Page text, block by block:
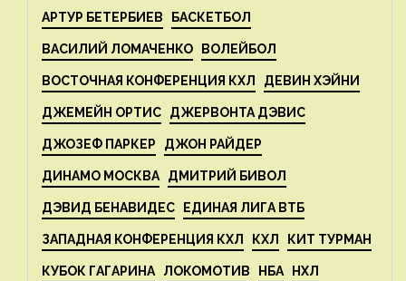
АРТУР БЕТЕРБИЕВ БАСКЕТБОЛ
ВАСИЛИЙ ЛОМАЧЕНКО ВОЛЕЙБОЛ
ВОСТОЧНАЯ КОНФЕРЕНЦИЯ КХЛ ДЕВИН ХЭЙНИ
ДЖЕМЕЙН ОРТИС ДЖЕРВОНТА ДЭВИС
ДЖОЗЕФ ПАРКЕР ДЖОН РАЙДЕР
ДИНАМО МОСКВА ДМИТРИЙ БИВОЛ
ДЭВИД БЕНАВИДЕС ЕДИНАЯ ЛИГА ВТБ
ЗАПАДНАЯ КОНФЕРЕНЦИЯ КХЛ КХЛ КИТ ТУРМАН
КУБОК ГАГАРИНА ЛОКОМОТИВ НБА НХЛ